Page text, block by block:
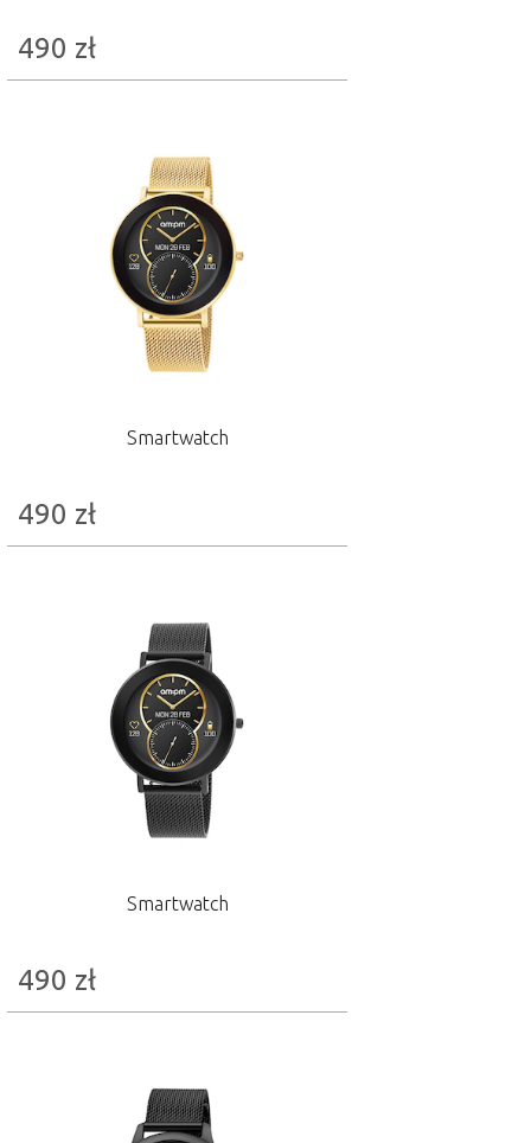
490 zł
Smartwatch
490 zł
Smartwatch
490 zł